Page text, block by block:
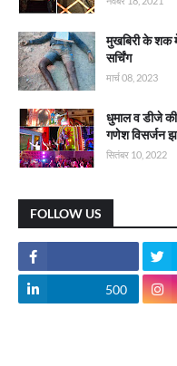
मुखबिरी के शक
सर्चिंग
मार्च 08, 2023
धुमाल व डीजे
गणेश विसर्जन
सितंबर 10, 2022
FOLLOW US
500